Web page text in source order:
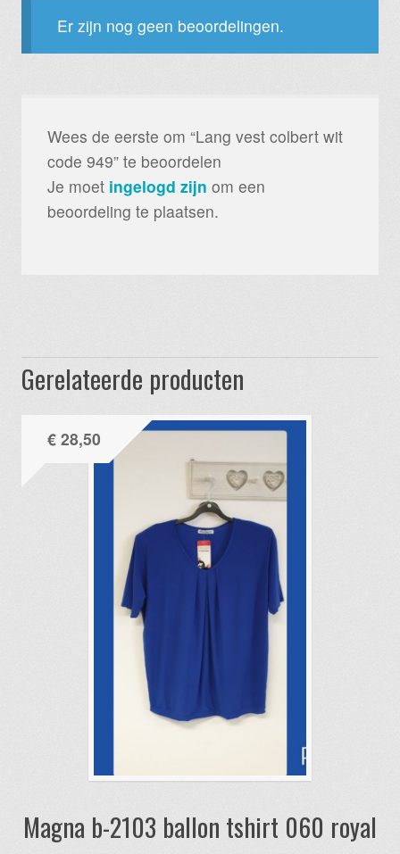
Er zijn nog geen beoordelingen.
Wees de eerste om “Lang vest colbert wit
code 949” te beoordelen
Je moet ingelogd zijn om een
beoordeling te plaatsen.
Gerelateerde producten
Magna b-2103 ballon tshirt 060 royal
€28,50